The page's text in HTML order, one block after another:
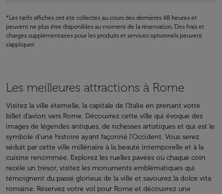
*Les tarifs affichés ont été collectés au cours des dernières 48 heures et
peuvent ne plus être disponibles au moment de la réservation. Des frais et
charges supplémentaires pour les produits et services optionnels peuvent
s'appliquer.
Les meilleures attractions à Rome
Visitez la ville éternelle, la capitale de l'Italie en prenant votre
billet d’avion vers Rome. Découvrez cette ville qui évoque des
images de légendes antiques, de richesses artistiques et qui est le
symbole d’une histoire ayant façonné l’Occident. Vous serez
séduit par cette ville millénaire à la beauté intemporelle et à la
cuisine renommée. Explorez les ruelles pavées où chaque coin
recèle un trésor, visitez les monuments emblématiques qui
témoignent du passé glorieux de la ville et savourez la dolce vita
romaine. Réservez votre vol pour Rome et découvrez une